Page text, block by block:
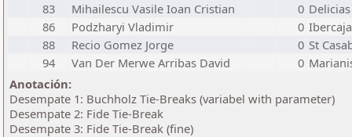
83
Mihailescu Vasile Ioan Cristian 0 Delicias
86
Podzharyi Vladimir 0 Ibercaja
88
Recio Gomez Jorge 0 St
94
Van Der Merwe Arribas David 0
Anotación:
Desempate 1: Buchholz Tie-Breaks (variabel with parameter)
Desempate 2: Fide Tie-Break
Desempate 3: Fide Tie-Break (fine)